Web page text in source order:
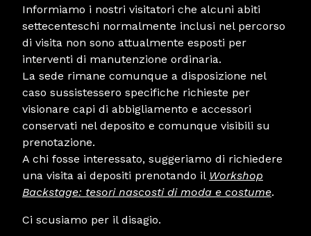
Informiamo i nostri visitatori che alcuni abiti
settecenteschi normalmente inclusi nel percorso
di visita non sono attualmente esposti per
interventi di manutenzione ordinaria.
La sede rimane comunque a disposizione nel
caso sussistessero specifiche richieste per
visionare capi di abbigliamento e accessori
conservati nel deposito e comunque visibili su
prenotazione.
A chi fosse interessato, suggeriamo di richiedere
una visita ai depositi prenotando il Workshop
Backstage: tesori nascosti di moda e costume.
Ci scusiamo per il disagio.